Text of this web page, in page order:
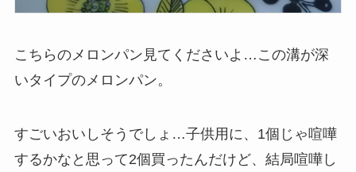
こちらのメロンパン見てくださいよ…この溝が深
いタイプのメロンパン。
すごいおいしそうでしょ…子供用に、1個じゃ喧嘩
するかなと思って2個買ったんだけど、結局喧嘩し